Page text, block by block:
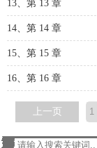
13、第 13 章
14、第 14 章
15、第 15 章
16、第 16 章
上一页